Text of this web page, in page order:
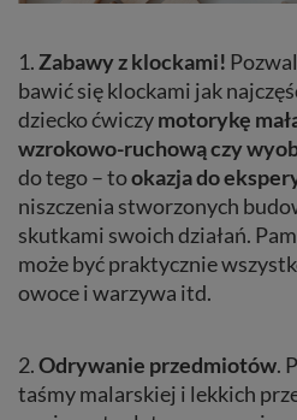
1.Zabawy z klockami!
bawić się klockami jak
dziecko ćwiczymotorykę
wzrokowo-ruchową czy
do tego – tookazja do
niszczenia stworzonych
skutkami swoich działań.
może być praktycznie
owoce i warzywa itd.
2.Odrywanie przedmiotów.
taśmy malarskiej i lekkich